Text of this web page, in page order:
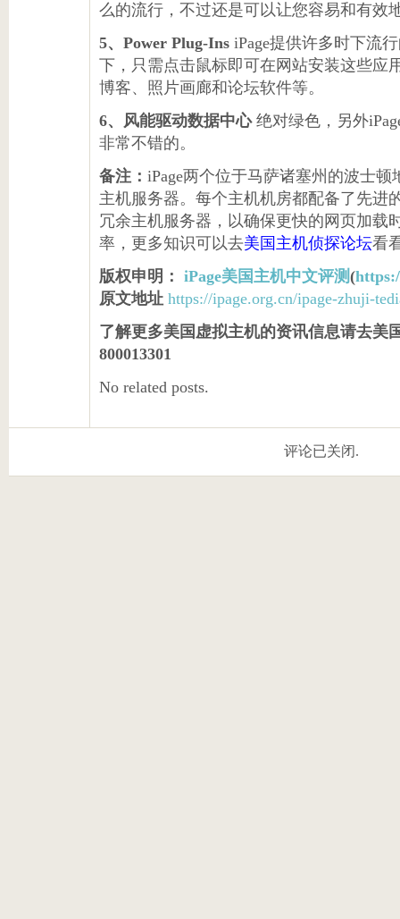
么的流行，不过还是可以让您容易和有效
5、Power Plug-Ins iPage提供许多时下流
下，只需点击鼠标即可在网站安装这些应
博客、照片画廊和论坛软件等。
6、风能驱动数据中心绝对绿色，另外
非常不错的。
备注： iPage两个位于马萨诸塞州的波士
主机服务器。每个主机机房都配备了先进
冗余主机服务器，以确保更快的网页加载
率，更多知识可以去美国主机侦探论坛看
版权申明： iPage美国主机中文评测(
原文地址 https://ipage.org.cn/ipage-zhuji-
了解更多美国虚拟主机的资讯信息请去美
800013301
No related posts.
评论已关闭.